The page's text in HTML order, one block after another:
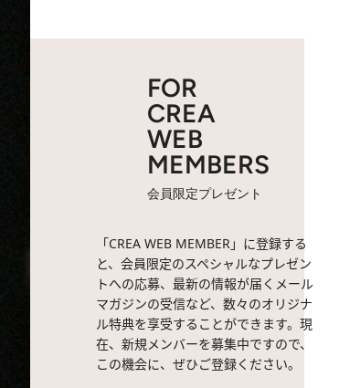
FOR
CREA
WEB
MEMBERS
会員限定プレゼント
「CREA WEB MEMBER」に登録する
と、会員限定のスペシャルなプレゼン
トへの応募、最新の情報が届くメール
マガジンの受信など、数々のオリジナ
ル特典を享受することができます。現
在、新規メンバーを募集中ですので、
この機会に、ぜひご登録ください。